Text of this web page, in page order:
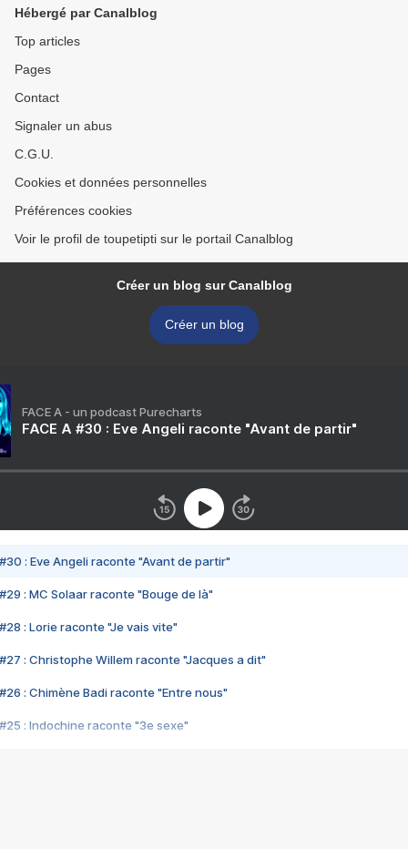
Hébergé par Canalblog
Top articles
Pages
Contact
Signaler un abus
C.G.U.
Cookies et données personnelles
Préférences cookies
Voir le profil de toupetipti sur le portail Canalblog
Créer un blog sur Canalblog
Créer un blog
FACE A - un podcast Purecharts
FACE A #30 : Eve Angeli raconte "Avant de partir"
#30 : Eve Angeli raconte "Avant de partir"
#29 : MC Solaar raconte "Bouge de là"
#28 : Lorie raconte "Je vais vite"
#27 : Christophe Willem raconte "Jacques a dit"
#26 : Chimène Badi raconte "Entre nous"
#25 : Indochine raconte "3e sexe"